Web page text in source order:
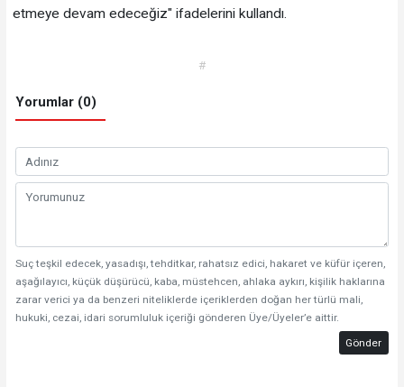
etmeye devam edeceğiz" ifadelerini kullandı.
#
Yorumlar (0)
Suç teşkil edecek, yasadışı, tehditkar, rahatsız edici, hakaret ve küfür içeren,
aşağılayıcı, küçük düşürücü, kaba, müstehcen, ahlaka aykırı, kişilik haklarına
zarar verici ya da benzeri niteliklerde içeriklerden doğan her türlü mali,
hukuki, cezai, idari sorumluluk içeriği gönderen Üye/Üyeler’e aittir.
Gönder